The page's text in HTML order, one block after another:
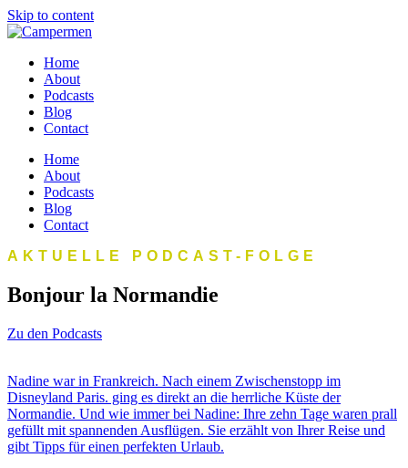
Skip to content
Home
About
Podcasts
Blog
Contact
Home
About
Podcasts
Blog
Contact
AKTUELLE PODCAST-FOLGE
Bonjour la Normandie
Zu den Podcasts
Nadine war in Frankreich. Nach einem Zwischenstopp im
Disneyland Paris. ging es direkt an die herrliche Küste der
Normandie. Und wie immer bei Nadine: Ihre zehn Tage waren prall
gefüllt mit spannenden Ausflügen. Sie erzählt von Ihrer Reise und
gibt Tipps für einen perfekten Urlaub.